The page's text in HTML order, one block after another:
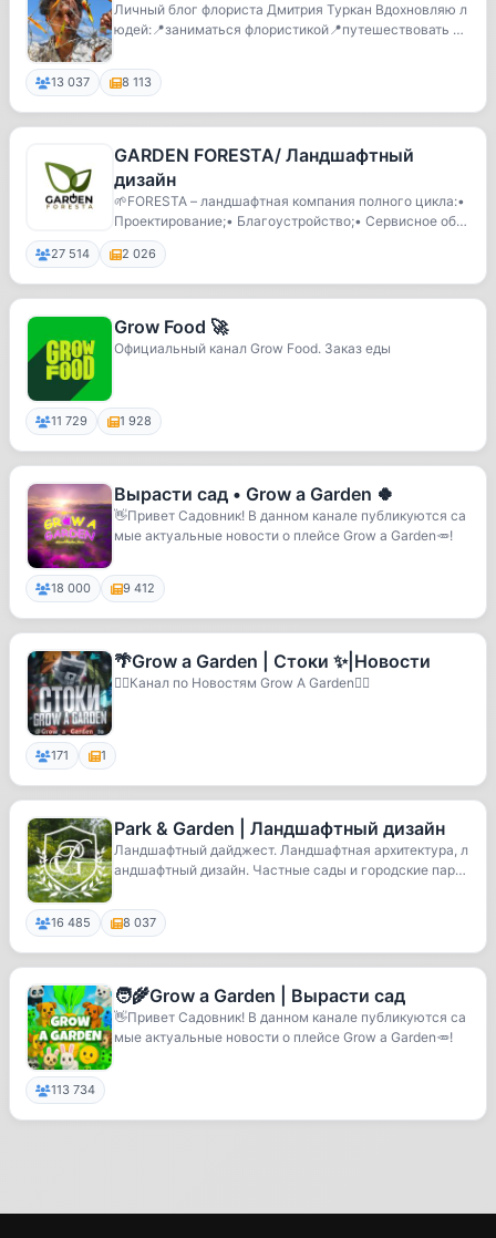
Личный блог флориста Дмитрия Туркан Вдохновляю л
юдей:📍заниматься флористикой📍путешествовать по
13 037 8 113
GARDEN FORESTA/ Ландшафтный
дизайн
🌱FORESTA – ландшафтная компания полного цикла:•
Проектирование;• Благоустройство;• Сервисное обс
л...
27 514 2 026
Grow Food 🚀
Официальный канал Grow Food. Заказ еды
11 729 1 928
Вырасти сад • Grow a Garden 🍀
👋Привет Садовник! В данном канале публикуются са
мые актуальные новости о плейсе Grow a Garden🥕!
18 000 9 412
🌴Grow a Garden | Стоки ✨|Новости
🐦‍🔥Канал по Новостям Grow A Garden🐦‍🔥
171 1
Park & Garden | Ландшафтный дизайн
Ландшафтный дайджест. Ландшафтная архитектура, л
андшафтный дизайн. Частные сады и городские парк
16 485 8 037
🧑‍🌾Grow a Garden | Вырасти сад
👋Привет Садовник! В данном канале публикуются са
мые актуальные новости о плейсе Grow a Garden🥕!
113 734